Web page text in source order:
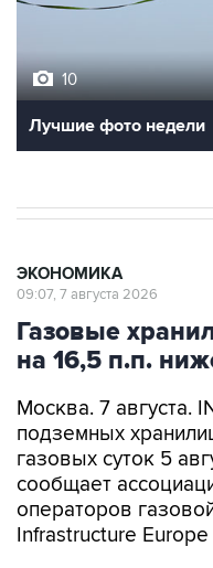
10
Лучшие фото недели
ЭКОНОМИКА
09:07, 7 августа 2026
Газовые
на 16,5 п.п.
Москва. 7 августа.
подземных
газовых суток 5
сообщает
операторов
Infrastructure Europe